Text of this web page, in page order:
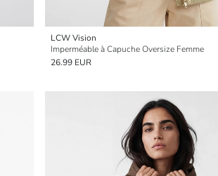
LCW Vision
Imperméable à Capuche Oversize Femme
26.99 EUR